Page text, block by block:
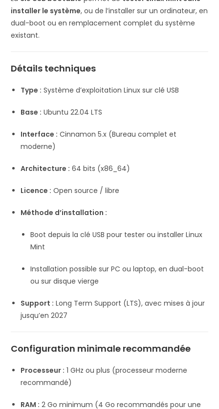
installer le système, ou de l’installer sur un ordinateur, en
dual-boot ou en remplacement complet du système
existant.
Détails techniques
Type : Système d’exploitation Linux sur clé USB
Base : Ubuntu 22.04 LTS
Interface : Cinnamon 5.x (Bureau complet et
moderne)
Architecture : 64 bits (x86_64)
Licence : Open source / libre
Méthode d’installation :
Boot depuis la clé USB pour tester ou installer Linux
Mint
Installation possible sur PC ou laptop, en dual-boot
ou sur disque vierge
Support : Long Term Support (LTS), avec mises à jour
jusqu’en 2027
Configuration minimale recommandée
Processeur : 1 GHz ou plus (processeur moderne
recommandé)
RAM : 2 Go minimum (4 Go recommandés pour une